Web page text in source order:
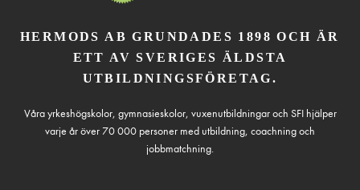
HERMODS AB GRUNDADES 1898 OCH ÄR
ETT AV SVERIGES ÄLDSTA
UTBILDNINGSFÖRETAG.
Våra yrkeshögskolor, gymnasieskolor, vuxenutbildningar och SFI hjälper
varje år över 70 000 personer med utbildning, coachning och
jobbmatchning.